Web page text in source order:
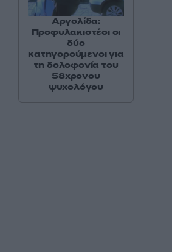
Αργολίδα:
Προφυλακιστέοι οι
δύο
κατηγορούμενοι για
τη δολοφονία του
58χρονου
ψυχολόγου